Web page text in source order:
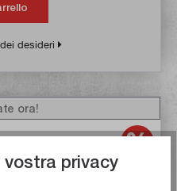
desideri
ora!
privacy